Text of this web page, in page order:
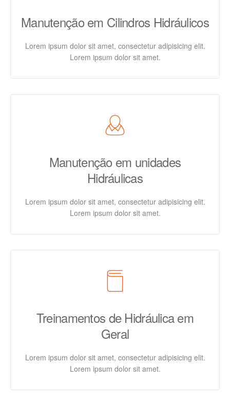
Manutenção em Cilindros Hidráulicos
Lorem ipsum dolor sit amet, consectetur adipisicing elit.
Lorem ipsum dolor sit amet.
Manutenção em unidades
Hidráulicas
Lorem ipsum dolor sit amet, consectetur adipisicing elit.
Lorem ipsum dolor sit amet.
Treinamentos de Hidráulica em
Geral
Lorem ipsum dolor sit amet, consectetur adipisicing elit.
Lorem ipsum dolor sit amet.